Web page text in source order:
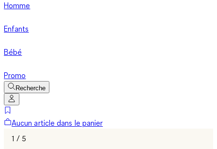
Homme
Enfants
Bébé
Promo
Recherche
Aucun article dans le panier
1 / 5